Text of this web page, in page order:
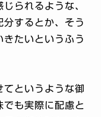
られるような、
するとか、そう
たいというふう
というような御
も実際に配慮と